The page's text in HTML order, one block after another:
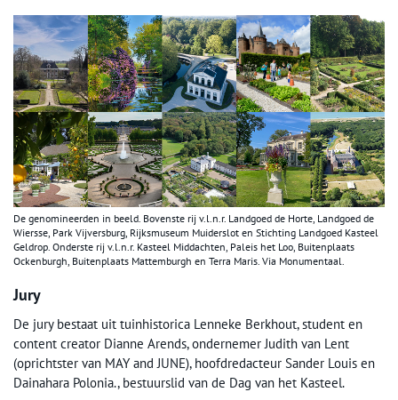
De genomineerden in beeld. Bovenste rij v.l.n.r. Landgoed de Horte, Landgoed de
Wiersse, Park Vijversburg, Rijksmuseum Muiderslot en Stichting Landgoed Kasteel
Geldrop. Onderste rij v.l.n.r. Kasteel Middachten, Paleis het Loo, Buitenplaats
Ockenburgh, Buitenplaats Mattemburgh en Terra Maris. Via Monumentaal.
Jury
De jury bestaat uit tuinhistorica Lenneke Berkhout, student en
content creator Dianne Arends, ondernemer Judith van Lent
(oprichtster van MAY and JUNE), hoofdredacteur Sander Louis en
Dainahara Polonia., bestuurslid van de Dag van het Kasteel.